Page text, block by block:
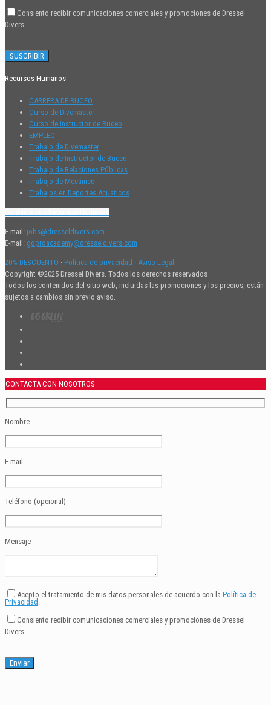
Consiento recibir comunicaciones comerciales y promociones de Dressel
Divers.
Recursos Humanos
CARRERA DE BUCEO
Curso de Divemaster
Curso de Instructor de Buceo
EMPLEO
Trabajo de Divemaster
Trabajo de Instructor de Buceo
Trabajo de Relaciones Públicas
Trabajo de Mecánico
Trabajos en Deportes Acuaticos
E-mail: jobs@dresseldivers.com
E-mail: goproacademy@dresseldivers.com
20% DESCUENTO · Política de privacidad · Aviso Legal
Copyright ©2025 Dressel Divers. Todos los derechos reservados
Todos los contenidos del sitio web, incluidas las promociones y los precios, están
sujetos a cambios sin previo aviso.
CONTACTA CON NOSOTROS
Nombre
E-mail
Teléfono (opcional)
Mensaje
Acepto el tratamiento de mis datos personales de acuerdo con la Política de
Privacidad .
Consiento recibir comunicaciones comerciales y promociones de Dressel
Divers.